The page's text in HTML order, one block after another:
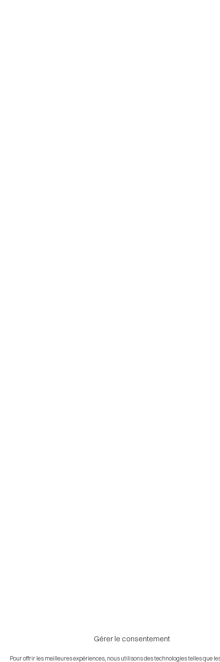
Gérer le consentement
Pour offrir les meilleures expériences, nous utilisons des technologies telles que